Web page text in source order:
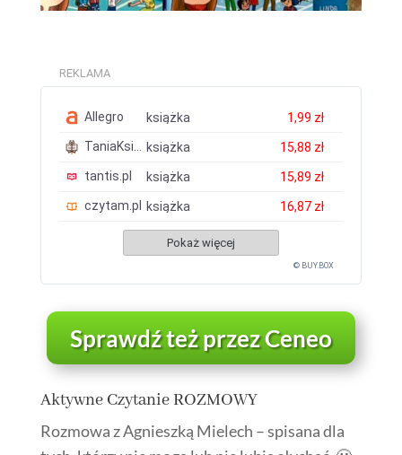
REKLAMA
Allegro książka
1,99 zł
TaniaKsiazka.pl
książka
15,88 zł
tantis.pl
książka
15,89 zł
czytam.pl
książka 16,87 zł
Pokaż więcej
© BUY.BOX
Sprawdź też przez Ceneo
Aktywne Czytanie ROZMOWY
Rozmowa z Agnieszką Mielech – spisana dla